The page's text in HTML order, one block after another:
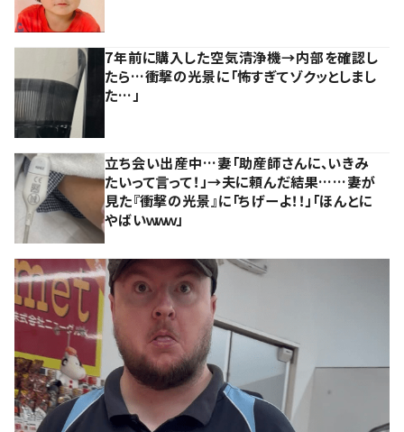
7年前に購入した空気清浄機→内部を確認し
たら…衝撃の光景に「怖すぎてゾクッとしまし
た…」
立ち会い出産中…妻「助産師さんに、いきみ
たいって言って！」→夫に頼んだ結果……妻が
見た『衝撃の光景』に「ちげーよ！！」「ほんとに
やばいｗｗｗ」